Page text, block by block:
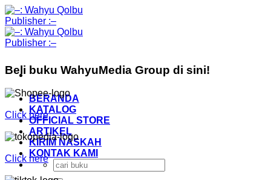
Skip
to
content
BERANDA
KATALOG
OFFICIAL STORE
ARTIKEL
KIRIM NASKAH
KONTAK KAMI
Search
for:
Beli buku WahyuMedia Group di sini!
Click here
Click here